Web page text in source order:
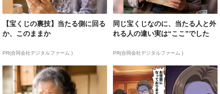
【宝くじの裏技】当たる側に回る
か、このままか
PR(合同会社デジタルファーム )
同じ宝くじなのに、当たる人と外
れる人の違い実は“ここ”でした
PR(合同会社デジタルファーム )